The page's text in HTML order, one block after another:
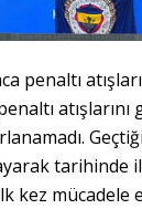
penaltı
tarihinde
kez mücadele